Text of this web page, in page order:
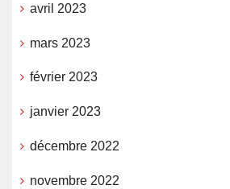
avril 2023
mars 2023
février 2023
janvier 2023
décembre 2022
novembre 2022